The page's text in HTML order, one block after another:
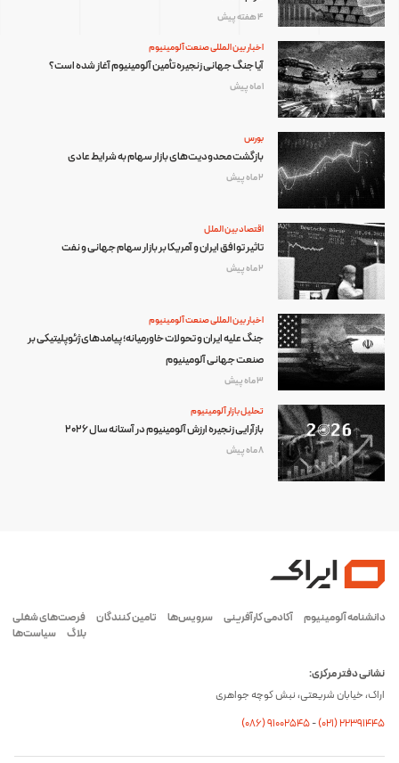
4 هفته پیش
اخبار بین المللی صنعت آلومینیوم
آیا جنگ جهانی زنجیره تأمین آلومینیوم آغاز شده است؟
1 ماه پیش
بورس
بازگشت محدودیت‌های بازار سهام به شرایط عادی
2 ماه پیش
اقتصاد بین الملل
تاثیر توافق ایران و آمریکا بر بازار سهام جهانی و نفت
2 ماه پیش
اخبار بین المللی صنعت آلومینیوم
جنگ علیه ایران و تحولات خاورمیانه؛ پیامدهای ژئوپلیتیکی بر
صنعت جهانی آلومینیوم
3 ماه پیش
تحلیل بازار آلومینیوم
بازآرایی زنجیره ارزش آلومینیوم در آستانه سال ۲۰۲۶
8 ماه پیش
دانشنامه آلومینیوم آکادمی کارآفرینی سرویس‌ها تامین کنندگان
فرصت‌های شغلی
بلاگ
سیاست‌ها
نشانی دفتر مرکزی:
اراک، خیابان شریعتی، نبش کوچه جواهری
(۰۸۶) ۹۱۰۰۲۵۴۵-(۰21) 22391445